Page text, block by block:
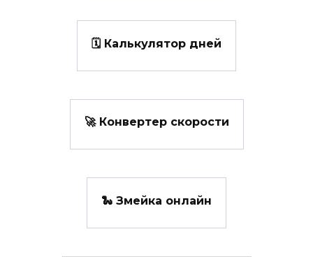
🗓️ Калькулятор дней
🚀 Конвертер скорости
🐍 Змейка онлайн